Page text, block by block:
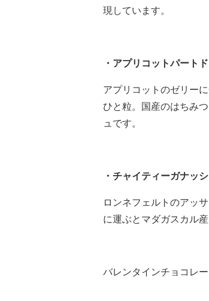
現しています。
・アプリコットパート
アプリコットのゼリー
ひと粒。国産のはちみ
ュです。
・チャイティーガナッ
ロンネフェルトのアッ
に運ぶとマダガスカル
バレンタインチョコレ